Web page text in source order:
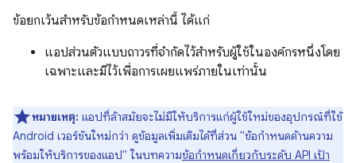
ข้อยกเว้นสำหรับข้อกำหนดเหล่านี้ ได้แก่
แอปส่วนตัวแบบถาวรที่จำกัดไว้สำหรับผู้ใช้ในองค์กรหนึ่งโดย
เฉพาะและมีไว้เพื่อการเผยแพร่ภายในเท่านั้น
หมายเหตุ: แอปที่ล้าสมัยจะไม่มีให้บริการแก่ผู้ใช้ใหม่ของอุปกรณ์ที่ใช้
Android เวอร์ชันใหม่กว่า ดูข้อมูลเพิ่มเติมได้ที่ส่วน "ข้อกำหนดด้านความ
พร้อมให้บริการของแอป" ในบทความข้อกำหนดเกี่ยวกับระดับ API เป้า